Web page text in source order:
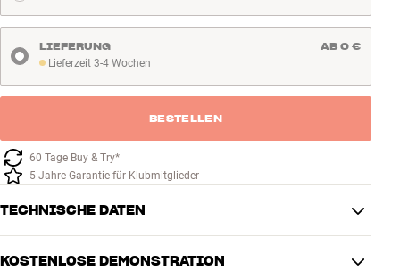
Lieferzeit 3-4 Wochen
Lieferzeit 3-4 Wochen
LIEFERUNG AB 0 €
BESTELLEN
60 Tage Buy & Try*
5 Jahre Garantie für Klubmitglieder
TECHNISCHE DATEN
KOSTENLOSE DEMONSTRATION